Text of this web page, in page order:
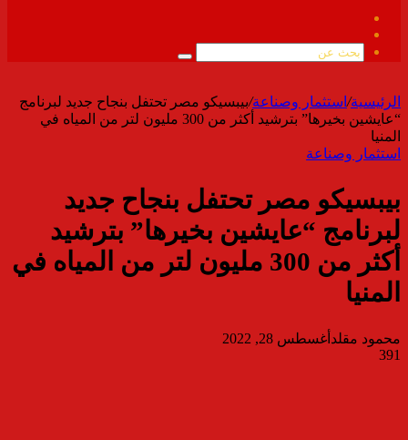
الموقع
بحث
الرئيسية/ استثمار وصناعة/بيبسيكو مصر تحتفل بنجاح جديد لبرنامج
“عايشين بخيرها” بترشيد أكثر من 300 مليون لتر من المياه في
المنيا
استثمار وصناعة
بيبسيكو مصر تحتفل بنجاح جديد
لبرنامج “عايشين بخيرها” بترشيد
أكثر من 300 مليون لتر من المياه في
المنيا
محمود مقلد أغسطس 28, 2022
391